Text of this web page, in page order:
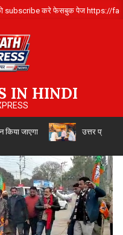
करे फेसबुक पेज https://
IN HINDI
जाएगा उत्तर प्रदेश सिंचाई